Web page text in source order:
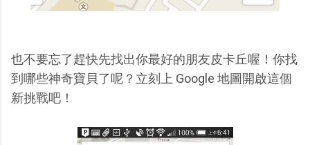
也不要忘了趕快先找出你最好的朋友皮卡丘喔！你找
到哪些神奇寶貝了呢？立刻上 Google 地圖開啟這個
新挑戰吧！